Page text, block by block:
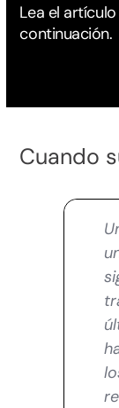
Lea el
continuación.
Cuando